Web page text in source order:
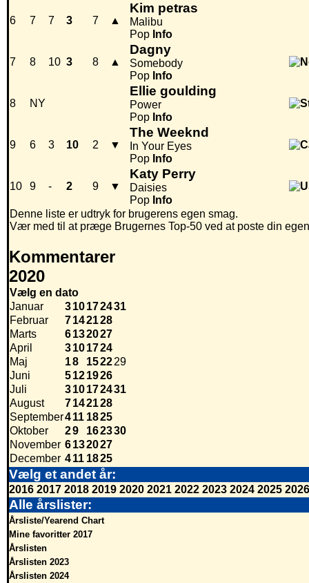
6 7 7 3 7 ▲
Kim petras
Malibu
Pop Info
7 8 10 3 8 ▲
Dagny
Somebody
Pop Info
8 NY
Ellie goulding
Power
Pop Info
9 6 3 10 2 ▼
The Weeknd
In Your Eyes
Pop Info
10 9 - 2 9 ▼
Katy Perry
Daisies
Pop Info
Denne liste er udtryk for brugerens egen smag.
Vær med til at præge Brugernes Top-50 ved at poste din
Kommentarer
2020
Vælg en dato
Januar
310172431
Februar
7142128
Marts
6132027
April
3101724
Maj
18 152229
Juni
5121926
Juli
310172431
August
7142128
September411 1825
Oktober
29 162330
November 6132027
December 411 1825
Vælg et andet år:
2016 2017 2018 2019 2020 2021 2022 2023 2024 2025 2026
Alle årslister:
Årsliste/Yearend Chart
Mine favoritter 2017
Årslisten
Årslisten 2023
Årslisten 2024